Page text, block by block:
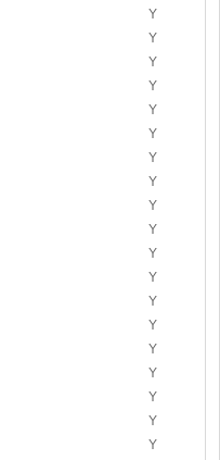
Y
Y
Y
Y
Y
Y
Y
Y
Y
Y
Y
Y
Y
Y
Y
Y
Y
Y
Y